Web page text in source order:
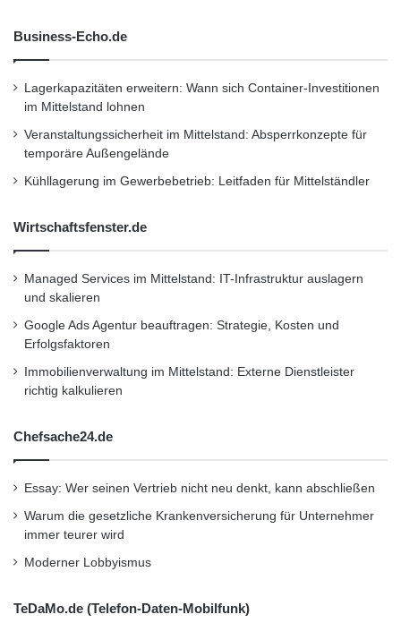
NOx-Emissionen unter Grenzwert
Neben guten Verbrauchswerten zeichnet sich
die neue Dieselmotorenfamilie durch
besonders niedrige Stickoxid-Emissionen aus.
Dies haben jetzt auch unabhängige
Messungen der Sachverständigenorganisation
DEKRA bestätigt. Dazu haben die Experten ein
umfangreiches Testprogramm mit einem E 220
Real Driving Emissions (RDE), die in der EU
ab September 2017 zusätzlich zu
Emissionsmessungen auf dem Prüfstand
vorgeschrieben sind.
Dementsprechend setzte sich das dynamische
Testprogramm aus unterschiedlichen Strecken
mit Stadt-, Überland- und Autobahnfahrten
zusammen. Die Messfahrten wurden bei
unterschiedlichen Temperaturen zwischen rund
Business-Echo.de
Lagerkapazitäten erweitern: Wann sich Container-Investitionen
im Mittelstand lohnen
Veranstaltungssicherheit im Mittelstand: Absperrkonzepte für
temporäre Außengelände
Kühllagerung im Gewerbebetrieb: Leitfaden für Mittelständler
Wirtschaftsfenster.de
Managed Services im Mittelstand: IT-Infrastruktur auslagern
und skalieren
Google Ads Agentur beauftragen: Strategie, Kosten und
Erfolgsfaktoren
Immobilienverwaltung im Mittelstand: Externe Dienstleister
richtig kalkulieren
Chefsache24.de
Essay: Wer seinen Vertrieb nicht neu denkt, kann abschließen
Warum die gesetzliche Krankenversicherung für Unternehmer
immer teurer wird
Moderner Lobbyismus
TeDaMo.de (Telefon-Daten-Mobilfunk)